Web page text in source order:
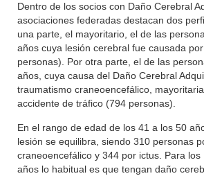
Dentro de los socios con Daño Cerebral
asociaciones federadas destacan dos
una parte, el mayoritario, el de las
años cuya lesión cerebral fue causada
personas). Por otra parte, el de las
años, cuya causa del Daño Cerebral
traumatismo craneoencefálico,
accidente de tráfico (794 personas).
En el rango de edad de los 41 a los 50
lesión se equilibra, siendo 310 personas
craneoencefálico y 344 por ictus. Para los
años lo habitual es que tengan daño